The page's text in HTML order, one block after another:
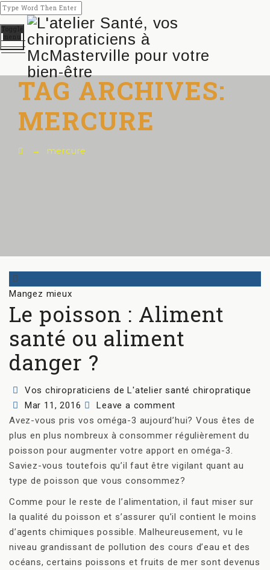
Toggle
menu
TAG ARCHIVES:
MERCURE
→ mercure
Categories
Mangez mieux
Le poisson : Aliment
santé ou aliment
danger ?
Author
Vos chiropraticiens de L'atelier santé chiropratique
Posted
on
Mar 11, 2016
Leave a comment
Avez-vous pris vos oméga-3 aujourd’hui? Vous êtes de
plus en plus nombreux à consommer régulièrement du
poisson pour augmenter votre apport en oméga-3.
Saviez-vous toutefois qu’il faut être vigilant quant au
type de poisson que vous consommez?
Comme pour le reste de l’alimentation, il faut miser sur
la qualité du poisson et s’assurer qu’il contient le moins
d’agents chimiques possible. Malheureusement, vu le
niveau grandissant de pollution des cours d’eau et des
océans, certains poissons et fruits de mer sont devenus